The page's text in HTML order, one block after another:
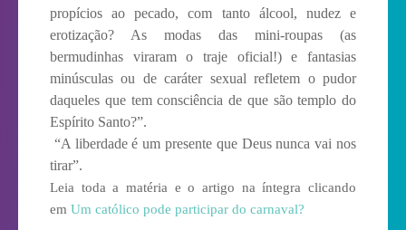
propícios ao pecado, com tanto álcool, nudez e
erotização? As modas das mini-roupas (as
bermudinhas viraram o traje oficial!) e fantasias
minúsculas ou de caráter sexual refletem o pudor
daqueles que tem consciência de que são templo do
Espírito Santo?”.
“A liberdade é um presente que Deus nunca vai nos
tirar”.
Leia toda a matéria e o artigo na íntegra clicando
em Um católico pode participar do carnaval?